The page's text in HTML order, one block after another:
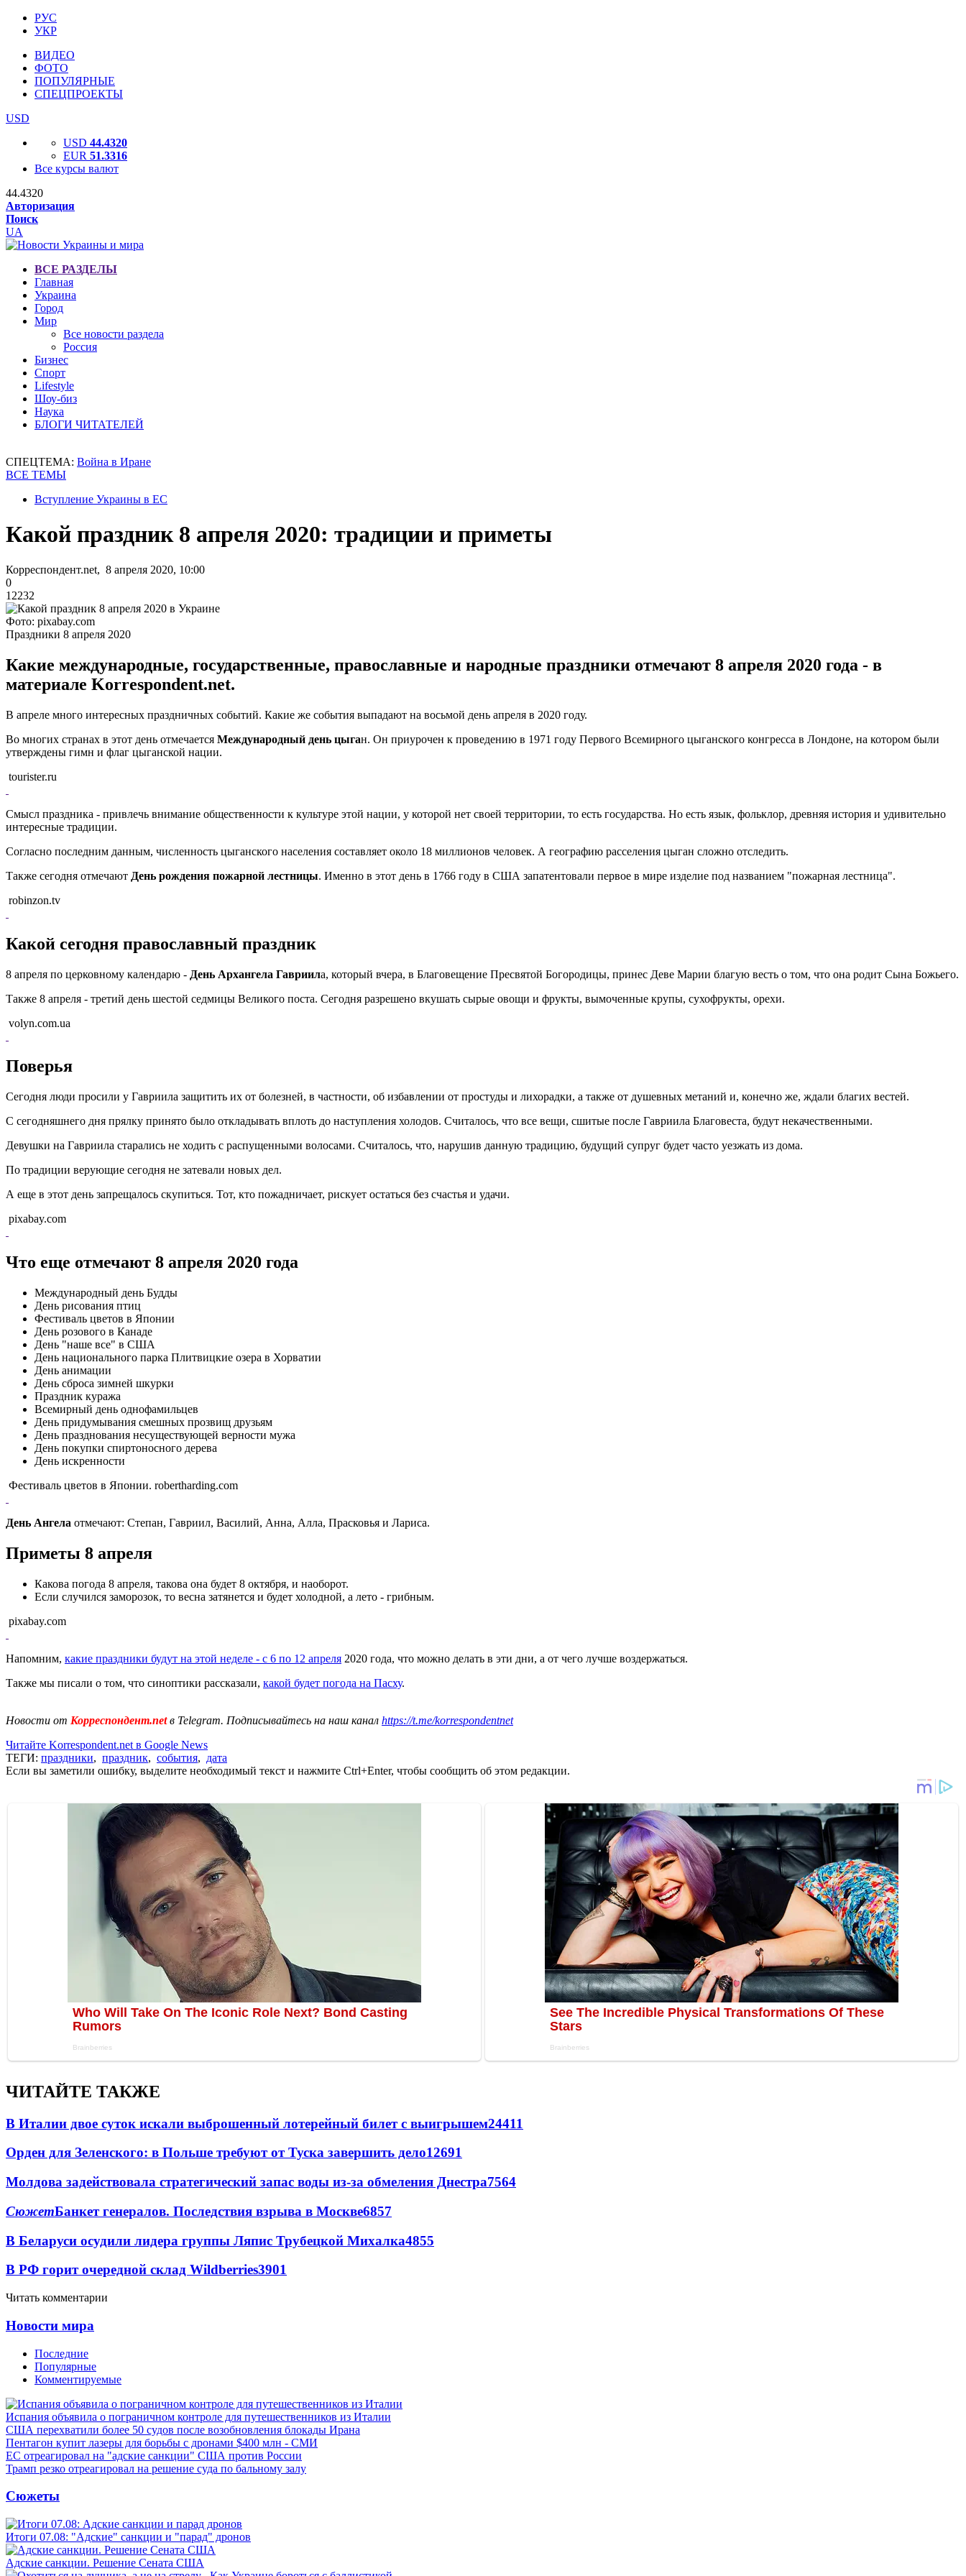
РУС
УКР
ВИДЕО
ФОТО
ПОПУЛЯРНЫЕ
СПЕЦПРОЕКТЫ
USD
USD 44.4320
EUR 51.3316
Все курсы валют
44.4320
Авторизация
Поиск
UA
ВСЕ РАЗДЕЛЫ
Главная
Украина
Город
Мир
Все новости раздела
Россия
Бизнес
Спорт
Lifestyle
Шоу-биз
Наука
БЛОГИ ЧИТАТЕЛЕЙ
СПЕЦТЕМА: Война в Иране
ВСЕ ТЕМЫ
Вступление Украины в ЕС
Какой праздник 8 апреля 2020: традиции и приметы
Корреспондент.net, 8 апреля 2020, 10:00
0
12232
Фото: pixabay.com
Праздники 8 апреля 2020
Какие международные, государственные, православные и народные праздники отмечают 8 апреля 2020 года - в
материале Korrespondent.net.
В апреле много интересных праздничных событий. Какие же события выпадают на восьмой день апреля в 2020 году.
Во многих странах в этот день отмечается Международный день цыган. Он приурочен к проведению в 1971 году Первого Всемирного цыганского конгресса в Лондоне, на котором были
утверждены гимн и флаг цыганской нации.
tourister.ru
Смысл праздника - привлечь внимание общественности к культуре этой нации, у которой нет своей территории, то есть государства. Но есть язык, фольклор, древняя история и удивительно
интересные традиции.
Согласно последним данным, численность цыганского населения составляет около 18 миллионов человек. А географию расселения цыган сложно отследить.
Также сегодня отмечают День рождения пожарной лестницы. Именно в этот день в 1766 году в США запатентовали первое в мире изделие под названием "пожарная лестница".
robinzon.tv
Какой сегодня православный праздник
8 апреля по церковному календарю - День Архангела Гавриила, который вчера, в Благовещение Пресвятой Богородицы, принес Деве Марии благую весть о том, что она родит Сына Божьего.
Также 8 апреля - третий день шестой седмицы Великого поста. Сегодня разрешено вкушать сырые овощи и фрукты, вымоченные крупы, сухофрукты, орехи.
volyn.com.ua
Поверья
Сегодня люди просили у Гавриила защитить их от болезней, в частности, об избавлении от простуды и лихорадки, а также от душевных метаний и, конечно же, ждали благих вестей.
С сегодняшнего дня прялку принято было откладывать вплоть до наступления холодов. Считалось, что все вещи, сшитые после Гавриила Благовеста, будут некачественными.
Девушки на Гавриила старались не ходить с распущенными волосами. Считалось, что, нарушив данную традицию, будущий супруг будет часто уезжать из дома.
По традиции верующие сегодня не затевали новых дел.
А еще в этот день запрещалось скупиться. Тот, кто пожадничает, рискует остаться без счастья и удачи.
pixabay.com
Что еще отмечают 8 апреля 2020 года
Международный день Будды
День рисования птиц
Фестиваль цветов в Японии
День розового в Канаде
День "наше все" в США
День национального парка Плитвицкие озера в Хорватии
День анимации
День сброса зимней шкурки
Праздник куража
Всемирный день однофамильцев
День придумывания смешных прозвищ друзьям
День празднования несуществующей верности мужа
День покупки спиртоносного дерева
День искренности
Фестиваль цветов в Японии. robertharding.com
День Ангела отмечают: Степан, Гавриил, Василий, Анна, Алла, Прасковья и Лариса.
Приметы 8 апреля
Какова погода 8 апреля, такова она будет 8 октября, и наоборот.
Если случился заморозок, то весна затянется и будет холодной, а лето - грибным.
pixabay.com
Напомним, какие праздники будут на этой неделе - с 6 по 12 апреля 2020 года, что можно делать в эти дни, а от чего лучше воздержаться.
Также мы писали о том, что синоптики рассказали, какой будет погода на Пасху.
Новости от Корреспондент.netв Telegram. Подписывайтесь на наш канал https://t.me/korrespondentnet
Читайте Korrespondent.net в Google News
ТЕГИ: праздники, праздник, события, дата
Если вы заметили ошибку, выделите необходимый текст и нажмите Ctrl+Enter, чтобы сообщить об этом редакции.
ЧИТАЙТЕ ТАКЖЕ
В Италии двое суток искали выброшенный лотерейный билет с выигрышем24411
Орден для Зеленского: в Польше требуют от Туска завершить дело12691
Молдова задействовала стратегический запас воды из-за обмеления Днестра7564
СюжетБанкет генералов. Последствия взрыва в Москве6857
В Беларуси осудили лидера группы Ляпис Трубецкой Михалка4855
В РФ горит очередной склад Wildberries3901
Читать комментарии
Новости мира
Последние
Популярные
Комментируемые
Испания объявила о пограничном контроле для путешественников из Италии
США перехватили более 50 судов после возобновления блокады Ирана
Пентагон купит лазеры для борьбы с дронами $400 млн - СМИ
ЕС отреагировал на "адские санкции" США против России
Трамп резко отреагировал на решение суда по бальному залу
Сюжеты
Итоги 07.08: "Адские" санкции и "парад" дронов
Адские санкции. Решение Сената США